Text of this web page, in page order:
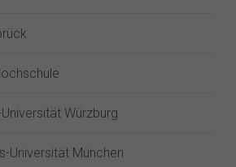
Würzburg
Universität München